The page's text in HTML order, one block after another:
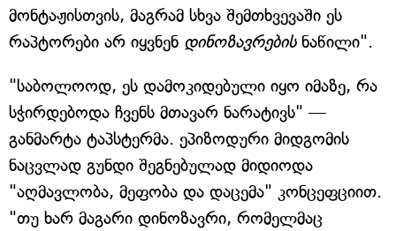
მონტაჟისთვის, მაგრამ სხვა შემთხვევაში ეს
რაპტორები არ იყვნენ დინოზავრებისნაწილი".
"საბოლოოდ, ეს დამოკიდებული იყო იმაზე, რა
სჭირდებოდა ჩვენს მთავარ ნარატივს" —
განმარტა ტაპსტერმა. ეპიზოდური მიდგომის
ნაცვლად გუნდი შეგნებულად მიდიოდა
"აღმავლობა, მეფობა და დაცემა" კონცეფციით.
"თუ ხარ მაგარი დინოზავრი, რომელმაც